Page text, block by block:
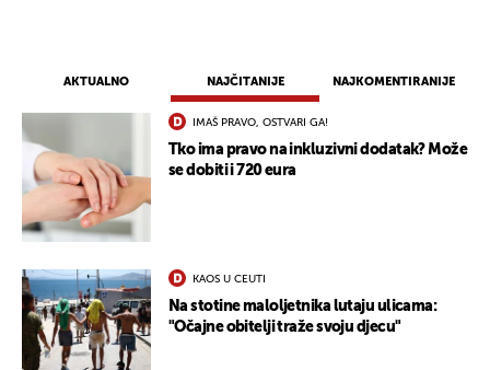
AKTUALNO NAJČITANIJE NAJKOMENTIRANIJE
IMAŠ PRAVO, OSTVARI GA!
Tko ima pravo na inkluzivni dodatak? Može
se dobiti i 720 eura
KAOS U CEUTI
Na stotine maloljetnika lutaju ulicama:
"Očajne obitelji traže svoju djecu"